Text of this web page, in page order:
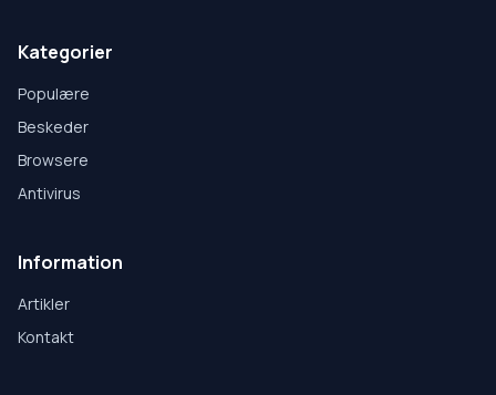
Kategorier
Populære
Beskeder
Browsere
Antivirus
Information
Artikler
Kontakt